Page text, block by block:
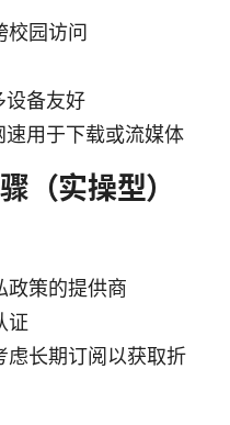
校园访问
设备友好
用于下载或流媒体
（实操型）
政策的提供商
证
虑长期订阅以获取折